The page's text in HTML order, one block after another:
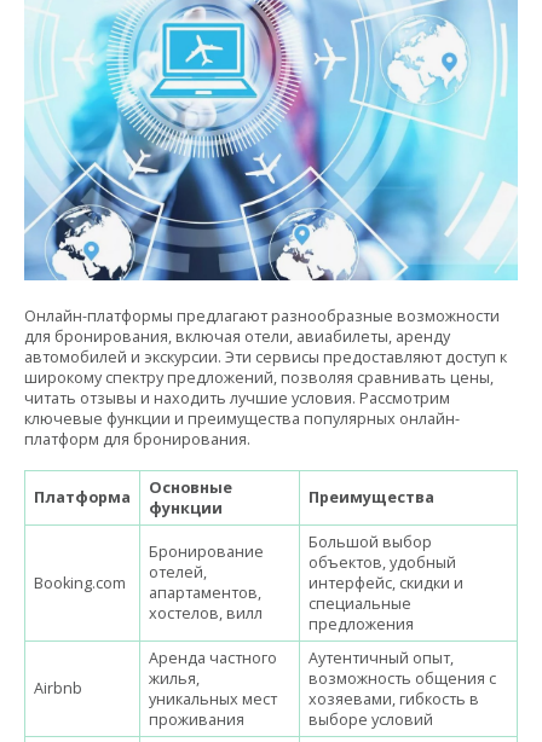
Онлайн-платформы предлагают разнообразные возможности
для бронирования, включая отели, авиабилеты, аренду
автомобилей и экскурсии. Эти сервисы предоставляют доступ к
широкому спектру предложений, позволяя сравнивать цены,
читать отзывы и находить лучшие условия. Рассмотрим
ключевые функции и преимущества популярных онлайн-
платформ для бронирования.
Платформа
Основные
функции
Преимущества
Booking.com
Бронирование
отелей,
апартаментов,
хостелов, вилл
Большой выбор
объектов, удобный
интерфейс, скидки и
специальные
предложения
Airbnb
Аренда частного
жилья,
уникальных мест
проживания
Аутентичный опыт,
возможность общения с
хозяевами, гибкость в
выборе условий